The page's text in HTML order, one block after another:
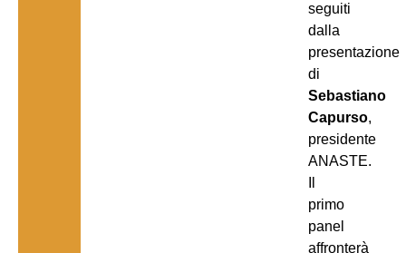
seguiti
dalla
presentazione
di
Sebastiano
Capurso,
presidente
ANASTE.
primo
panel
affronterà